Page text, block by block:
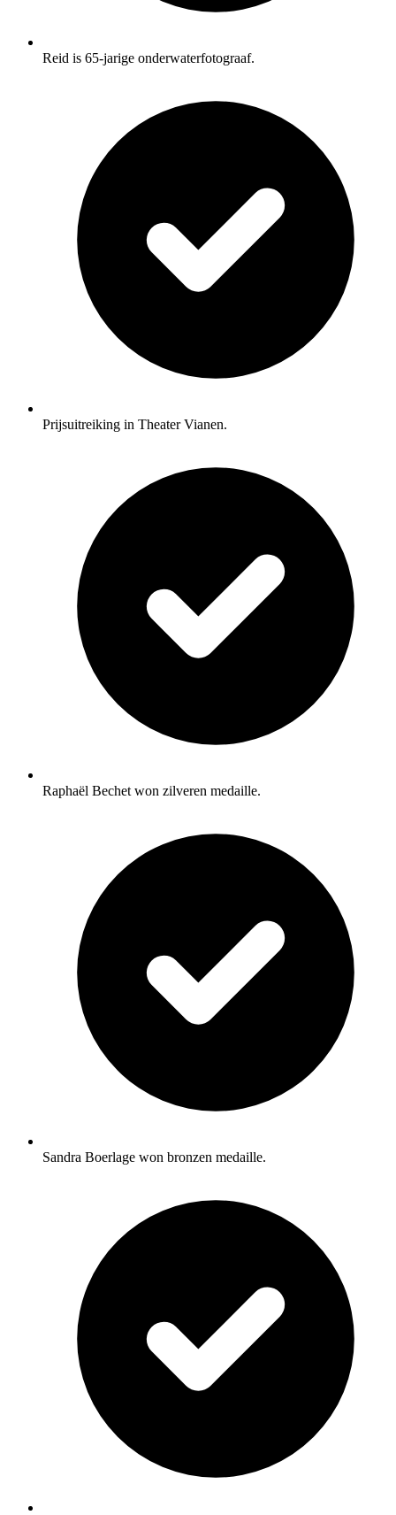
Reid is 65-jarige onderwaterfotograaf.
Prijsuitreiking in Theater Vianen.
Raphaël Bechet won zilveren medaille.
Sandra Boerlage won bronzen medaille.